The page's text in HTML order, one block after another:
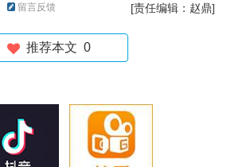
留言反馈 [责任编辑：赵鼎]
推荐本文 0